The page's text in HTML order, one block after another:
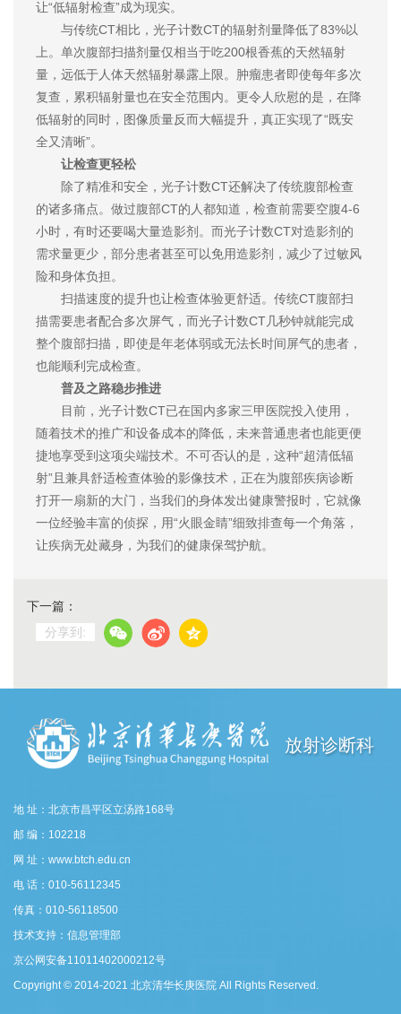
让“低辐射检查”成为现实。
与传统CT相比，光子计数CT的辐射剂量降低了83%以
上。单次腹部扫描剂量仅相当于吃200根香蕉的天然辐射
量，远低于人体天然辐射暴露上限。肿瘤患者即使每年多次
复查，累积辐射量也在安全范围内。更令人欣慰的是，在降
低辐射的同时，图像质量反而大幅提升，真正实现了“既安
全又清晰”。
让检查更轻松
除了精准和安全，光子计数CT还解决了传统腹部检查
的诸多痛点。做过腹部CT的人都知道，检查前需要空腹4-6
小时，有时还要喝大量造影剂。而光子计数CT对造影剂的
需求量更少，部分患者甚至可以免用造影剂，减少了过敏风
险和身体负担。
扫描速度的提升也让检查体验更舒适。传统CT腹部扫
描需要患者配合多次屏气，而光子计数CT几秒钟就能完成
整个腹部扫描，即使是年老体弱或无法长时间屏气的患者，
也能顺利完成检查。
普及之路稳步推进
目前，光子计数CT已在国内多家三甲医院投入使用，
随着技术的推广和设备成本的降低，未来普通患者也能更便
捷地享受到这项尖端技术。不可否认的是，这种“超清低辐
射”且兼具舒适检查体验的影像技术，正在为腹部疾病诊断
打开一扇新的大门，当我们的身体发出健康警报时，它就像
一位经验丰富的侦探，用“火眼金睛”细致排查每一个角落，
让疾病无处藏身，为我们的健康保驾护航。
下一篇：
分享到:
放射诊断科
地 址：北京市昌平区立汤路168号
邮 编：102218
网 址：www.btch.edu.cn
电 话：010-56112345
传真：010-56118500
技术支持：信息管理部
京公网安备11011402000212号
Copyright © 2014-2021 北京清华长庚医院 All Rights Reserved.